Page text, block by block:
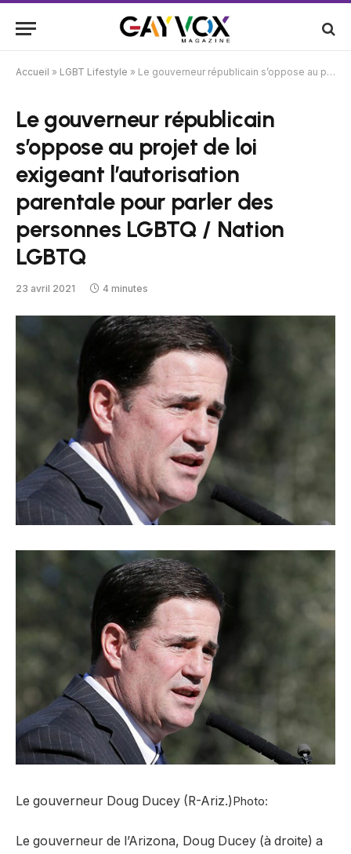
Accueil » LGBT Lifestyle » Le gouverneur républicain s’oppose au projet de loi exigeant l’autorisation parentale pour parler des personnes LGBTQ / Nation LGBTQ
Le gouverneur républicain
s’oppose au projet de loi
exigeant l’autorisation
parentale pour parler des
personnes LGBTQ / Nation
LGBTQ
23 avril 2021 4 minutes
Le gouverneur Doug Ducey (R-Ariz.)Photo:
Le gouverneur de l’Arizona, Doug Ducey (à droite) a